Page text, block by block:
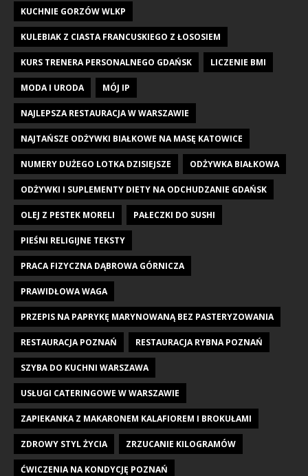
KUCHNIE GORZÓW WLKP
KULEBIAK Z CIASTA FRANCUSKIEGO Z ŁOSOSIEM
KURS TRENERA PERSONALNEGO GDAŃSK LICZENIE BMI
MODA I URODA MÓJ IP
NAJLEPSZA RESTAURACJA W WARSZAWIE
NAJTAŃSZE ODŻYWKI BIAŁKOWE NA MASĘ KATOWICE
NUMERY DUŻEGO LOTKA DZISIEJSZE ODŻYWKA BIAŁKOWA
ODŻYWKI I SUPLEMENTY DIETY NA ODCHUDZANIE GDAŃSK
OLEJ Z PESTEK MORELI PAŁECZKI DO SUSHI
PIEŚNI RELIGIJNE TEKSTY
PRACA FIZYCZNA DĄBROWA GÓRNICZA
PRAWIDŁOWA WAGA
PRZEPIS NA PAPRYKĘ MARYNOWANĄ BEZ PASTERYZOWANIA
RESTAURACJA POZNAŃ RESTAURACJA RYBNA POZNAŃ
SZYBA DO KUCHNI WARSZAWA
USŁUGI CATERINGOWE W WARSZAWIE
ZAPIEKANKA Z MAKARONEM KALAFIOREM I BROKUŁAMI
ZDROWY STYL ŻYCIA ZRZUCANIE KILOGRAMÓW
ĆWICZENIA NA KONDYCJĘ POZNAŃ